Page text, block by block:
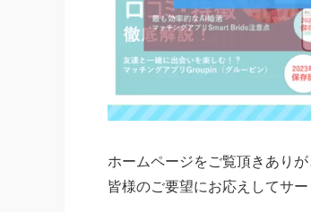
ホームページをご覧頂きあり
皆様のご要望にお応えしてサ